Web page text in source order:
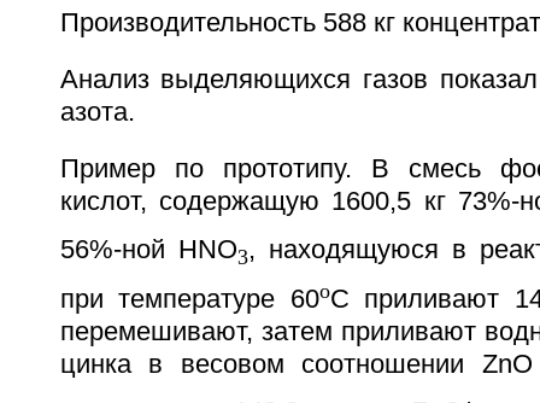
Производительность 588 кг
Анализ выделяющихся газов показал
азота.
Пример по прототипу. В смесь
кислот, содержащую 1600,5 кг 73%-
56%-ной HNO3, находящуюся в
при температуре 60oC приливают
перемешивают, затем приливают
цинка в весовом соотношении